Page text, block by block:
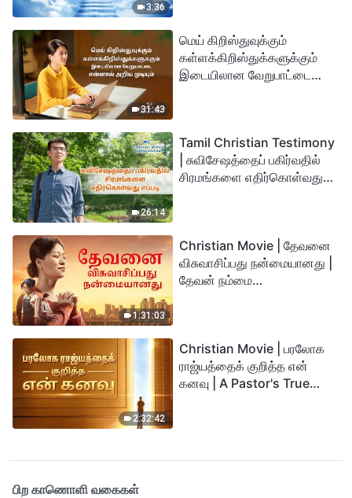
3:36
31:43
மெய் கிறிஸ்துவுக்கும்
கள்ளக்கிறிஸ்துக்களுக்கும்
இடையிலான வேறுபாட்டை
26:14
Tamil Christian Testimony
| சுவிசேஷத்தைப் பகிர்வதில்
சிரமங்களை எதிர்கொள்வது
1:31:03
Christian Movie | தேவனை
விசுவாசிப்பது நன்மையானது |
தேவன் நம்மை
2:32:42
Christian Movie | பரலோக
ராஜ்யத்தைக் குறித்த என்
கனவு | A Pastor's True
பிற காணொளி வகைகள்